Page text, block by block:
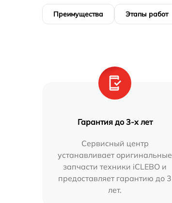
Преимущества Этапы работ
Гарантия до 3-х лет
Сервисный центр
устанавливает оригинальные
запчасти техники iCLEBO и
предоставляет гарантию до 3
лет.